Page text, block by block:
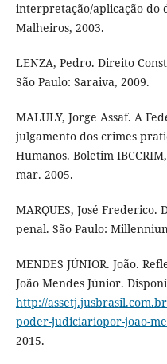
interpretação/aplicação do
Malheiros, 2003.
LENZA, Pedro. Direito
São Paulo: Saraiva, 2009.
MALULY, Jorge Assaf. A
julgamento dos crimes
Humanos. Boletim
mar. 2005.
MARQUES, José
penal. São Paulo:
MENDES JÚNIOR. João.
João Mendes Júnior.
http://
poder-judiciariopor-joao-
2015.